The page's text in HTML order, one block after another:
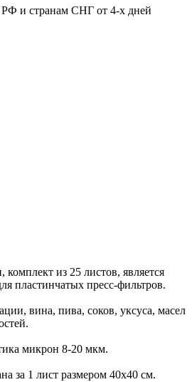
РФ и странам СНГ от 4-х дней
из 25 листов, является
пластинчатых пресс-фильтров.
вина, пива, соков, уксуса, масел
микрон 8-20 мкм.
за 1 лист размером 40х40 см.